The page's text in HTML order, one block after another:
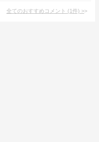
全てのおすすめコメント (1件) >